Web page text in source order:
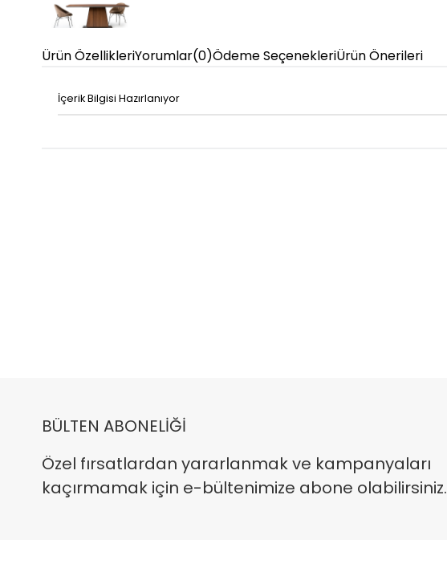
Ürün ÖzellikleriYorumlar(0)Ödeme SeçenekleriÜrün Önerileri
İçerik Bilgisi Hazırlanıyor
BÜLTEN ABONELİĞİ
Özel fırsatlardan yararlanmak ve kampanyaları
kaçırmamak için e-bültenimize abone olabilirsiniz.